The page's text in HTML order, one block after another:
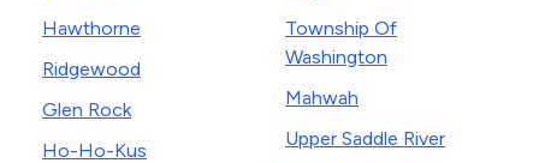
Hawthorne
Ridgewood
Glen Rock
Ho-Ho-Kus
Township Of
Washington
Mahwah
Upper Saddle River